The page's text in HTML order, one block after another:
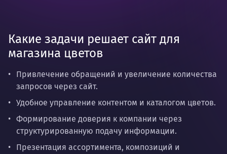
Какие задачи решает сайт для
магазина цветов
Привлечение обращений и увеличение количества
запросов через сайт.
Удобное управление контентом и каталогом цветов.
Формирование доверия к компании через
структурированную подачу информации.
Презентация ассортимента, композиций и